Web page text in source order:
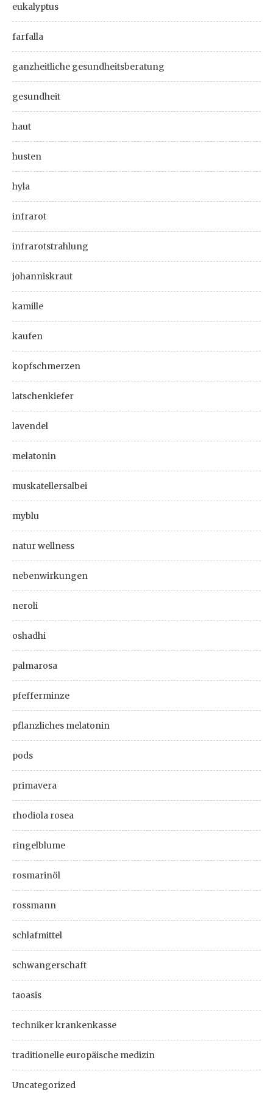
eukalyptus
farfalla
ganzheitliche gesundheitsberatung
gesundheit
haut
husten
hyla
infrarot
infrarotstrahlung
johanniskraut
kamille
kaufen
kopfschmerzen
latschenkiefer
lavendel
melatonin
muskatellersalbei
myblu
natur wellness
nebenwirkungen
neroli
oshadhi
palmarosa
pfefferminze
pflanzliches melatonin
pods
primavera
rhodiola rosea
ringelblume
rosmarinöl
rossmann
schlafmittel
schwangerschaft
taoasis
techniker krankenkasse
traditionelle europäische medizin
Uncategorized